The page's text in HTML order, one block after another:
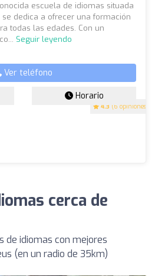
4.3 (6 opiniones)
escuela de idiomas situada
se dedica a ofrecer una formación
todas las edades. Con un
Seguir leyendo
Ver teléfono
Horario
cerca de
de idiomas con mejores
(en un radio de 35km)